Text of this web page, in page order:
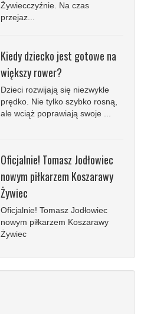
Żywiecczyźnie. Na czas
przejaz...
Kiedy dziecko jest gotowe na
większy rower?
Dzieci rozwijają się niezwykle
prędko. Nie tylko szybko rosną,
ale wciąż poprawiają swoje ...
Oficjalnie! Tomasz Jodłowiec
nowym piłkarzem Koszarawy
Żywiec
Oficjalnie! Tomasz Jodłowiec
nowym piłkarzem Koszarawy
Żywiec